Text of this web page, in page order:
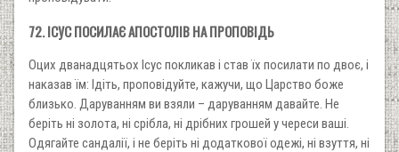
72. ІСУС ПОСИЛАЄ АПОСТОЛІВ НА ПРОПОВІДЬ
Оцих дванадцятьох Ісус покликав і став їх посилати по двоє, і
наказав їм: Ідіть, проповідуйте, кажучи, що Царство боже
близько. Даруванням ви взяли – даруванням давайте. Не
беріть ні золота, ні срібла, ні дрібних грошей у череси ваші.
Одягайте сандалії, і не беріть ні додаткової одежі, ні взуття, ні